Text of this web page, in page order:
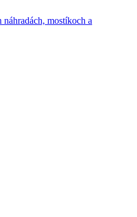
mostíkoch a